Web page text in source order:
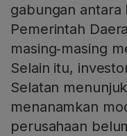
gabungan antara
Pemerintah
masing‑masing
Selain itu,
Selatan
menanamkan
perusahaan